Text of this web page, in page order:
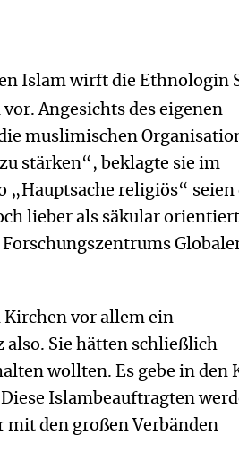
Islam wirft die Ethnologin
Angesichts des eigenen
muslimischen
stärken“, beklagte sie im
„Hauptsache religiös“ seien
lieber als säkular
vor allem ein
also. Sie hätten schließlich
wollten. Es gebe in den
Islambeauftragten
den großen Verbänden